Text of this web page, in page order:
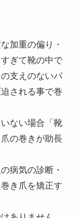
加重の偏り・
ぎて靴の中で
支えのないパ
される事で巻
ない場合「靴
の巻きが助長
病気の診断・
き爪を矯正す